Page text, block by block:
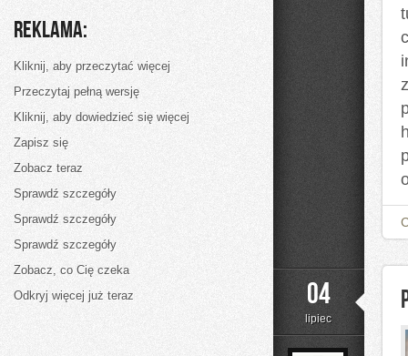
04
lipiec
Reklama:
Kliknij, aby przeczytać więcej
Przeczytaj pełną wersję
Kliknij, aby dowiedzieć się więcej
Zapisz się
Zobacz teraz
Sprawdź szczegóły
Sprawdź szczegóły
Sprawdź szczegóły
Zobacz, co Cię czeka
Odkryj więcej już teraz